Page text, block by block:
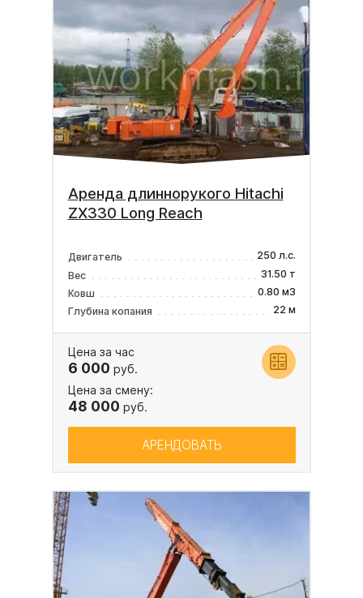
Аренда длиннорукого Hitachi
ZX330 Long Reach
Двигатель
250 л.с.
Вес
31.50 т
Ковш
0.80 м3
Глубина копания
22 м
Цена за час
6 000 руб.
Цена за смену:
48 000 руб.
АРЕНДОВАТЬ